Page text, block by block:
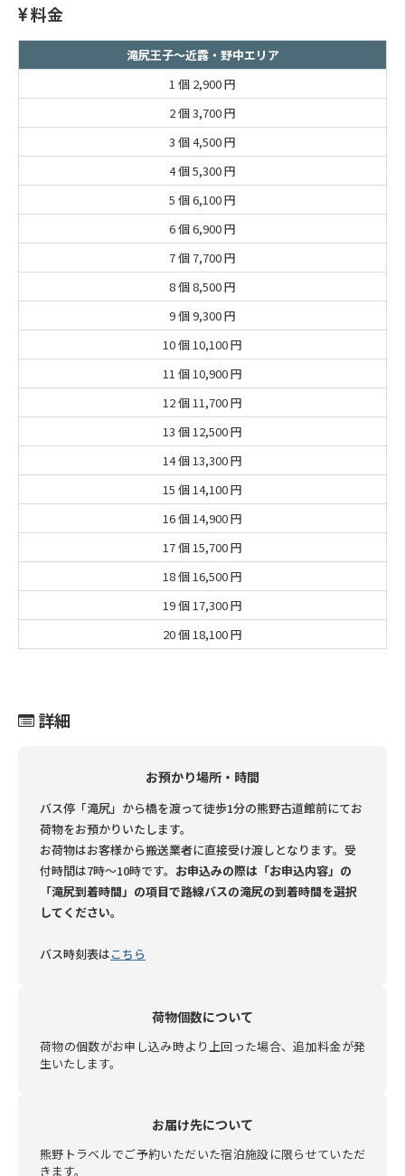
料金
滝尻王子～近露・野中エリア
1 個 2,900 円
2 個3,700 円
3 個4,500 円
4 個5,300 円
5 個6,100 円
6 個6,900 円
7 個7,700 円
8 個8,500 円
9 個9,300 円
10 個 10,100 円
11 個 10,900 円
12 個 11,700 円
13 個 12,500 円
14 個 13,300 円
15 個 14,100 円
16 個 14,900 円
17 個 15,700 円
18 個 16,500 円
19 個 17,300 円
20 個 18,100 円
詳細
お預かり場所・時間
バス停「滝尻」から橋を渡って徒歩1分の熊野古道館前にてお
荷物をお預かりいたします。
お荷物はお客様から搬送業者に直接受け渡しとなります。 受
付時間は7時～10時です。 お申込みの際は「お申込内容」の
「滝尻到着時間」の項目で路線バスの滝尻の到着時間を選択
してください。
バス時刻表はこちら
荷物個数について
荷物の個数がお申し込み時より上回った場合、追加料金が発
生いたします。
お届け先について
熊野トラベルでご予約いただいた宿泊施設に限らせていただ
きます。